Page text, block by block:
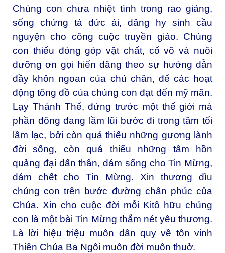
Chúng con chưa nhiệt tình trong rao giảng,
sống chứng tá đức ái, dâng hy sinh cầu
nguyện cho công cuộc truyền giáo. Chúng
con thiếu đóng góp vật chất, cổ võ và nuôi
dưỡng ơn gọi hiến dâng theo sự hướng dẫn
đầy khôn ngoan của chủ chăn, để các hoạt
động tông đồ của chúng con đạt đến mỹ mãn.
Lạy Thánh Thể, đứng trước một thế giới mà
phần đông đang lầm lũi bước đi trong tăm tối
lầm lạc, bởi còn quá thiếu những gương lành
đời sống, còn quá thiếu những tâm hồn
quảng đại dấn thân, dám sống cho Tin Mừng,
dám chết cho Tin Mừng. Xin thương dìu
chúng con trên bước đường chân phúc của
Chúa. Xin cho cuộc đời mỗi Kitô hữu chúng
con là một bài Tin Mừng thắm nét yêu thương.
Là lời hiệu triệu muôn dân quy về tôn vinh
Thiên Chúa Ba Ngôi muôn đời muôn thuở.